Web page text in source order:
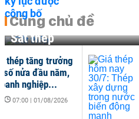
Cùng chủ đề
Sắt thép
thép tăng trưởng
số nửa đầu năm,
nghiệp...
07:00 | 01/08/2026